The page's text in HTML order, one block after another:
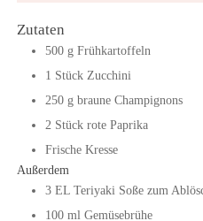
Zutaten
500 g Frühkartoffeln
1 Stück Zucchini
250 g braune Champignons
2 Stück rote Paprika
Frische Kresse
Außerdem
3 EL Teriyaki Soße zum
100 ml Gemüsebrühe